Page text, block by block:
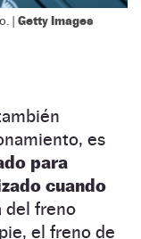
| Getty Images
es
para
cuando
del freno
el freno de